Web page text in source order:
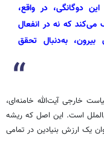
دوگانگی، در واقع،
که نه در انفعال
بیرون، به‌دنبال تحقق
خارجی آیت‌الله خامنه‌ای،
است. این اصل که ریشه
دارد، به‌عنوان یک ارزش بنیادین در تمامی